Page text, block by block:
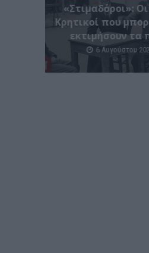
«Στιμαδόροι»:
Κρητικοί που
εκτιμήσουν τα
6 Αυγούστου